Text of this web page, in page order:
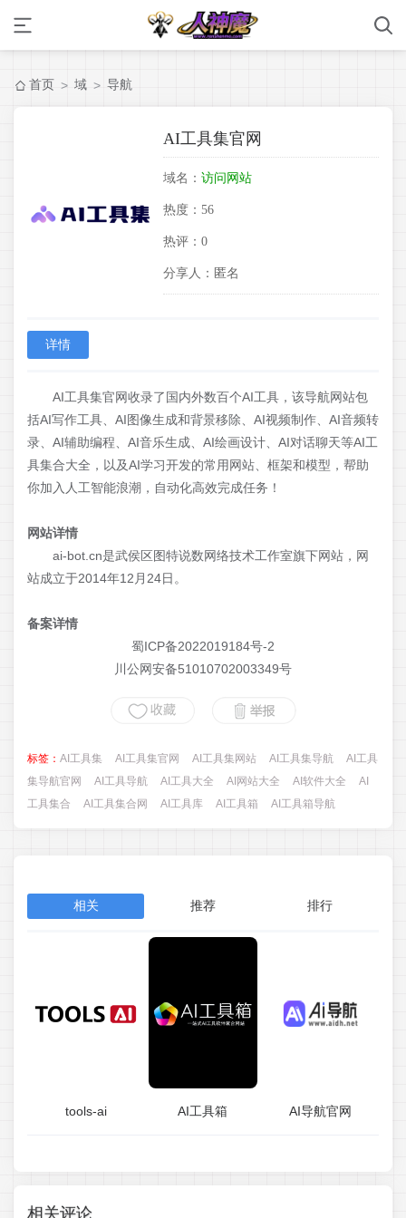
首页 > 域 > 导航
AI工具集官网
域名： 访问网站
热度： 56
热评： 0
分享人： 匿名
详情
AI工具集官网收录了国内外数百个AI工具，该导航网站包
括AI写作工具、AI图像生成和背景移除、AI视频制作、AI音频转
录、AI辅助编程、AI音乐生成、AI绘画设计、AI对话聊天等AI工
具集合大全，以及AI学习开发的常用网站、框架和模型，帮助
你加入人工智能浪潮，自动化高效完成任务！
网站详情
ai-bot.cn是武侯区图特说数网络技术工作室旗下网站，网
站成立于2014年12月24日。
备案详情
蜀ICP备2022019184号-2
川公网安备51010702003349号
标签： AI工具集 AI工具集官网 AI工具集网站 AI工具集导航
AI工具
集导航官网
AI工具导航 AI工具大全 AI网站大全 AI软件大全
AI
工具集合
AI工具集合网 AI工具库 AI工具箱 AI工具箱导航
相关 推荐 排行
tools-ai AI工具箱 AI导航官网
相关评论